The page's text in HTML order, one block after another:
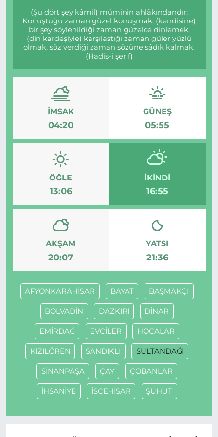
(Şu dört şey kâmil) müminin ahlâkındandır:
Konuştuğu zaman güzel konuşmak, (kendisine)
bir şey söylenildiği zaman güzelce dinlemek,
(din kardeşiyle) karşılaştığı zaman güler yüzlü
olmak, söz verdiği zaman sözüne sâdık kalmak.
(Hadis-i şerif)
İMSAK
04:20
GÜNEŞ
05:55
ÖĞLE
13:06
İKINDI
16:55
AKŞAM
20:07
YATSI
21:36
AFYONKARAHİSAR BAYAT BAŞMAKÇI
BOLVADİN DAZKIRI DİNAR
EMİRDAĞ EVCİLER HOCALAR
KIZILÖREN SANDIKLI SULTANDAĞI
SİNANPAŞA ÇAY ÇOBANLAR
İHSANİYE İSCEHİSAR ŞUHUT